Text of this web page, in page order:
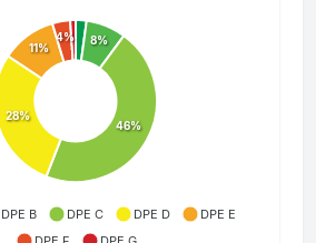
8%
46%
28%
11%
4%
DPE B DPE C DPE D
DPE E